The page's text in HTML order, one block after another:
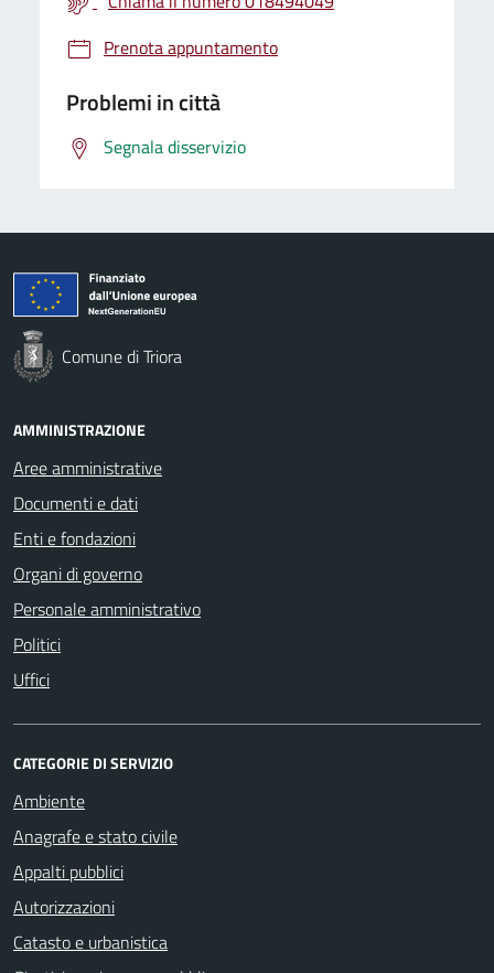
Prenota appuntamento
Problemi in città
Segnala disservizio
Comune di Triora
AMMINISTRAZIONE
Aree amministrative
Documenti e dati
Enti e fondazioni
Organi di governo
Personale amministrativo
Politici
Uffici
CATEGORIE DI SERVIZIO
Ambiente
Anagrafe e stato civile
Appalti pubblici
Autorizzazioni
Catasto e urbanistica